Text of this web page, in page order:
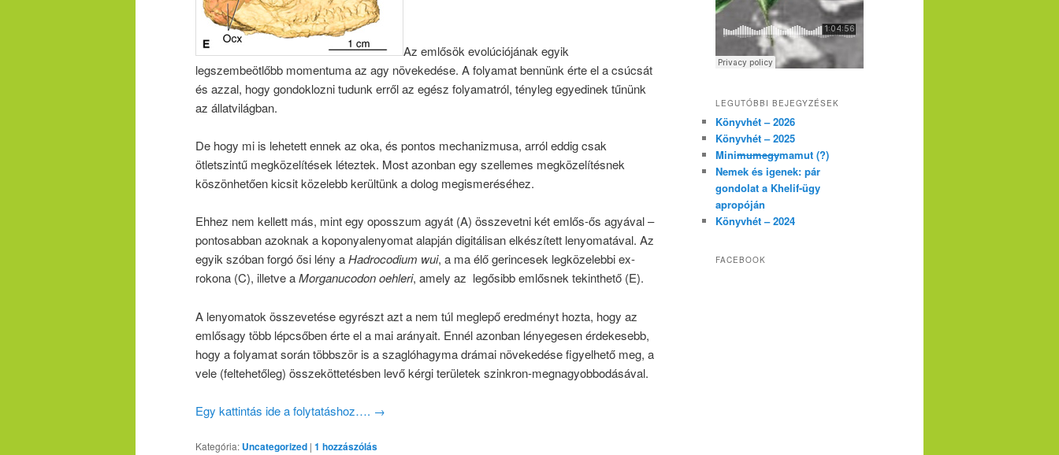
Az emlősök evolúciójának egyik
legszembeötlőbb momentuma az agy növekedése. A folyamat bennünk érte el a csúcsát
és azzal, hogy gondoklozni tudunk erről az egész folyamatról, tényleg egyedinek tűnünk
az állatvilágban.
De hogy mi is lehetett ennek az oka, és pontos mechanizmusa, arról eddig csak
ötletszintű megközelítések léteztek. Most azonban egy szellemes megközelítésnek
köszönhetően kicsit közelebb kerültünk a dolog megismeréséhez.
Ehhez nem kellett más, mint egy oposszum agyát (A) összevetni két emlős-ős agyával –
pontosabban azoknak a koponyalenyomat alapján digitálisan elkészített lenyomatával. Az
egyik szóban forgó ősi lény aHadrocodium wui, a ma élő gerincesek legközelebbi ex-
rokona (C), illetve aMorganucodon oehleri, amely az legősibb emlősnek tekinthető (E).
A lenyomatok összevetése egyrészt azt a nem túl meglepő eredményt hozta, hogy az
emlősagy több lépcsőben érte el a mai arányait. Ennél azonban lényegesen érdekesebb,
hogy a folyamat során többször is a szaglóhagyma drámai növekedése figyelhető meg, a
vele (feltehetőleg) összeköttetésben levő kérgi területek szinkron-megnagyobbodásával.
Egy kattintás ide a folytatáshoz…. →
Kategória: Uncategorized | 1 hozzászólás
LEGUTÓBBI BEJEGYZÉSEK
Könyvhét – 2026
Könyvhét – 2025
Minimumegymamut (?)
Nemek és igenek: pár
gondolat a Khelif-ügy
apropóján
Könyvhét – 2024
FACEBOOK